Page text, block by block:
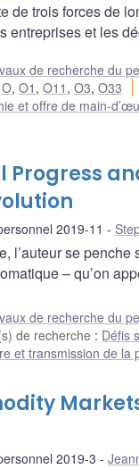
de trois forces de
entreprises et les
de recherche du
O, O1 , O11 , O3, O33
et offre de main-
Progress
2019-11
l’auteur se
– qu’on
de recherche du
de recherche : Défis
et transmission de la
2019-3